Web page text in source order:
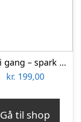
Sæt i gang – spark røv – gentag-plakat – 21 x 29,7 (A4) Kr. 199,-
kr. 199,00
Gå til shop